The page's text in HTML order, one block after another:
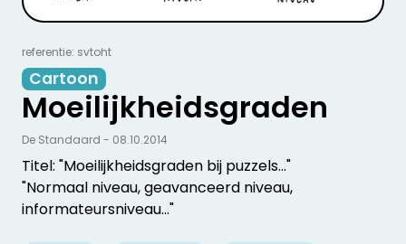
referentie: svtoht
Cartoon
Moeilijkheidsgraden
Titel: "Moeilijkheidsgraden bij puzzels..."
"Normaal niveau, geavanceerd niveau,
informateursniveau..."
De Standaard - 08.10.2014